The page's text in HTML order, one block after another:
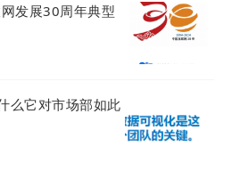
后，才出现了数字化和数字
信息的共享、数据的连接，
物之间等构成数据信息共同
联互通，为生产和消费两个
发展30周年典型
么它对市场部如此